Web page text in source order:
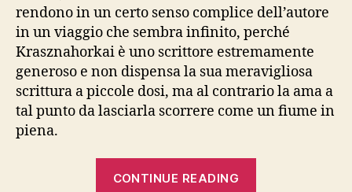
rendono in un certo senso complice dell’autore
in un viaggio che sembra infinito, perché
Krasznahorkai è uno scrittore estremamente
generoso e non dispensa la sua meravigliosa
scrittura a piccole dosi, ma al contrario la ama a
tal punto da lasciarla scorrere come un fiume in
piena.
CONTINUE READING